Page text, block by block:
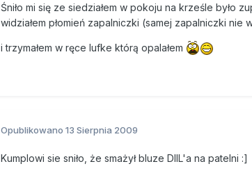
Śniło mi się ze siedziałem w pokoju na krześle było
widziałem płomień zapalniczki (samej zapalniczki nie
i trzymałem w ręce lufke którą opalałem
Opublikowano 13 Sierpnia 2009
Kumplowi sie sniło, że smażył bluze DIIL'a na patelni :]